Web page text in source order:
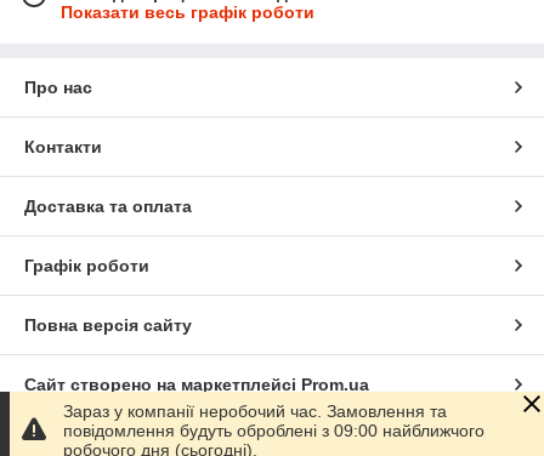
Показати весь графік роботи
Про нас
Контакти
Доставка та оплата
Графік роботи
Повна версія сайту
Сайт створено на маркетплейсі Prom.ua
Політика конфіденційності
Зараз у компанії неробочий час. Замовлення та
повідомлення будуть оброблені з 09:00 найближчого
робочого дня (сьогодні).